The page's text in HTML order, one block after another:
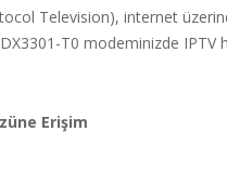
Television), internet
T0 modeminizde IPTV
Erişim